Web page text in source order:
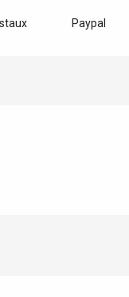
Paypal